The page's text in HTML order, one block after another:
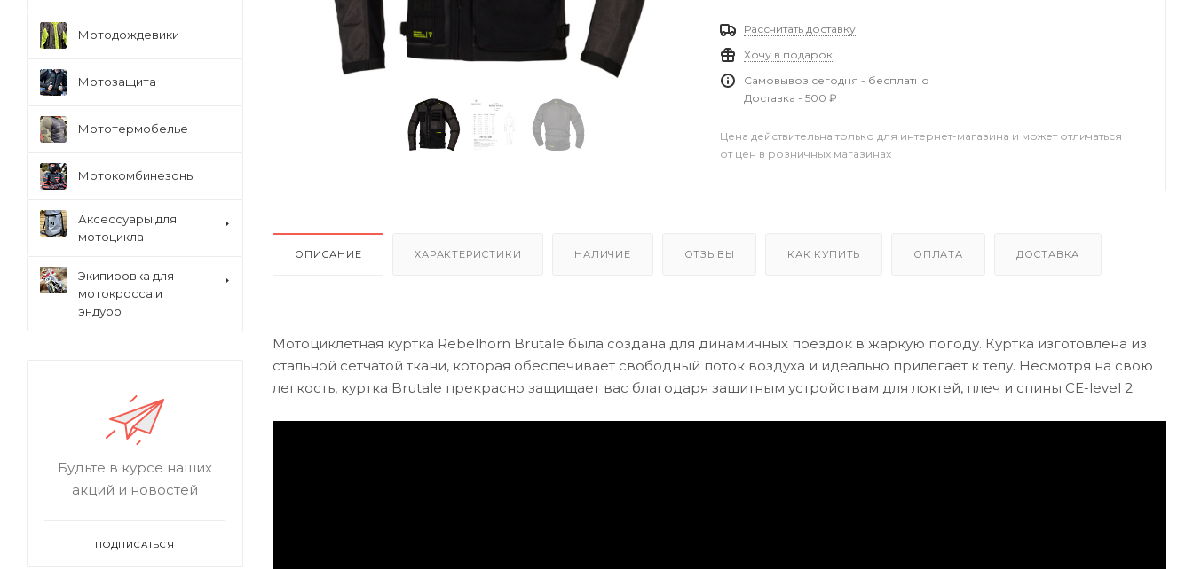
Рассчитать доставку
Хочу в подарок
Самовывоз сегодня - бесплатно
Доставка - 500 ₽
Цена действительна только для интернет-магазина и может отличаться
от цен в розничных магазинах
ОПИСАНИЕ ХАРАКТЕРИСТИКИ НАЛИЧИЕ ОТЗЫВЫ КАК КУПИТЬ ОПЛАТА ДОСТАВКА
Мотоциклетная куртка Rebelhorn Brutale была создана для динамичных поездок в жаркую погоду. Куртка изготовлена из
стальной сетчатой ткани, которая обеспечивает свободный поток воздуха и идеально прилегает к телу. Несмотря на свою
легкость, куртка Brutale прекрасно защищает вас благодаря защитным устройствам для локтей, плеч и спины CE-level 2.
Мотодождевики
Мотозащита
Мототермобелье
Мотокомбинезоны
Аксессуары для
мотоцикла
Экипировка для
мотокросса и
эндуро
Будьте в курсе наших
акций и новостей
ПОДПИСАТЬСЯ